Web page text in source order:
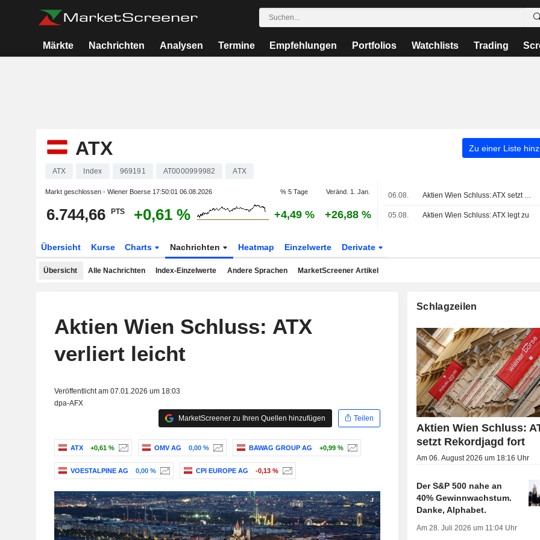
Märkte Nachrichten Analysen Termine Empfehlungen Portfolios Watchlists Trading
ATX Zu einer Liste
ATX Index 969191 AT0000999982 ATX
Markt geschlossen - Wiener Boerse 17:50:01 06.08.2026 % 5 Tage Veränd. 1. Jan.
6.744,66 PTS +0,61 % +4,49 % +26,88 %
06.08. Aktien Wien Schluss: ATX setzt Rekordjagd fort
05.08. Aktien Wien Schluss: ATX legt zu
Übersicht Kurse Charts Nachrichten Heatmap Einzelwerte Derivate
Übersicht Alle Nachrichten Index-Einzelwerte Andere Sprachen MarketScreener Artikel
Aktien Wien Schluss: ATX
verliert leicht
Veröffentlicht am 07.01.2026 um 18:03
dpa-AFX
MarketScreener zu Ihren Quellen hinzufügen
Teilen
ATX +0,61 % OMV AG 0,00 % BAWAG GROUP AG +0,99 %
VOESTALPINE AG 0,00 % CPI EUROPE AG -0,13 %
Schlagzeilen
Aktien Wien Schluss:
setzt Rekordjagd fort
Am 06. August 2026 um 18:16 Uhr
Der S&P 500 nahe an
40% Gewinnwachstum.
Danke, Alphabet.
Am 28. Juli 2026 um 11:04 Uhr